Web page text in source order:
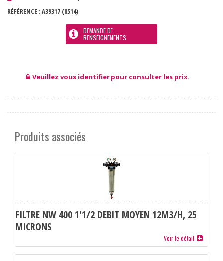
RÉFÉRENCE :A39317 (8514)
DEMANDE DE
RENSEIGNEMENTS
Veuillez vous identifier pour consulter les prix.
Produits associés
FILTRE NW 400 1'1/2 DEBIT MOYEN 12M3/H, 25
MICRONS
Voir le détail